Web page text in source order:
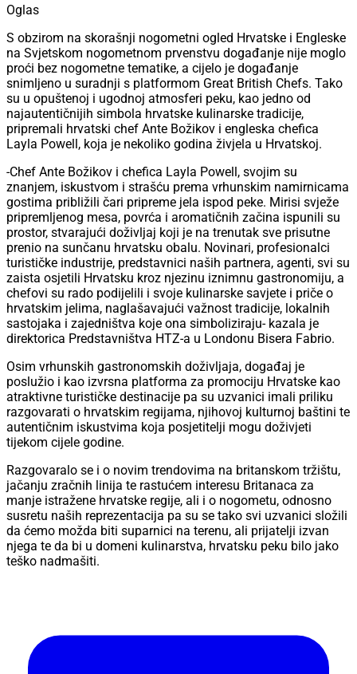
Oglas
S obzirom na skorašnji nogometni ogled Hrvatske i Engleske
na Svjetskom nogometnom prvenstvu događanje nije moglo
proći bez nogometne tematike, a cijelo je događanje
snimljeno u suradnji s platformom Great British Chefs. Tako
su u opuštenoj i ugodnoj atmosferi peku, kao jedno od
najautentičnijih simbola hrvatske kulinarske tradicije,
pripremali hrvatski chef Ante Božikov i engleska chefica
Layla Powell, koja je nekoliko godina živjela u Hrvatskoj.
-Chef Ante Božikov i chefica Layla Powell, svojim su
znanjem, iskustvom i strašću prema vrhunskim namirnicama
gostima približili čari pripreme jela ispod peke. Mirisi svježe
pripremljenog mesa, povrća i aromatičnih začina ispunili su
prostor, stvarajući doživljaj koji je na trenutak sve prisutne
prenio na sunčanu hrvatsku obalu. Novinari, profesionalci
turističke industrije, predstavnici naših partnera, agenti, svi su
zaista osjetili Hrvatsku kroz njezinu iznimnu gastronomiju, a
chefovi su rado podijelili i svoje kulinarske savjete i priče o
hrvatskim jelima, naglašavajući važnost tradicije, lokalnih
sastojaka i zajedništva koje ona simboliziraju- kazala je
direktorica Predstavništva HTZ-a u Londonu Bisera Fabrio.
Osim vrhunskih gastronomskih doživljaja, događaj je
poslužio i kao izvrsna platforma za promociju Hrvatske kao
atraktivne turističke destinacije pa su uzvanici imali priliku
razgovarati o hrvatskim regijama, njihovoj kulturnoj baštini te
autentičnim iskustvima koja posjetitelji mogu doživjeti
tijekom cijele godine.
Razgovaralo se i o novim trendovima na britanskom tržištu,
jačanju zračnih linija te rastućem interesu Britanaca za
manje istražene hrvatske regije, ali i o nogometu, odnosno
susretu naših reprezentacija pa su se tako svi uzvanici složili
da ćemo možda biti suparnici na terenu, ali prijatelji izvan
njega te da bi u domeni kulinarstva, hrvatsku peku bilo jako
teško nadmašiti.